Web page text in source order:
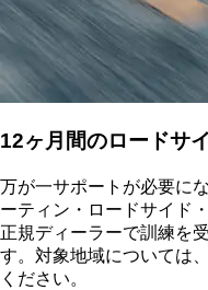
12ヶ月間のロードサ
万が一サポートが必要に
ーティン・ロードサイド
正規ディーラーで訓練を
す。対象地域については
ください。